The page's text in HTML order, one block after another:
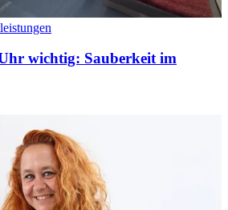
wichtig: Sauberkeit im